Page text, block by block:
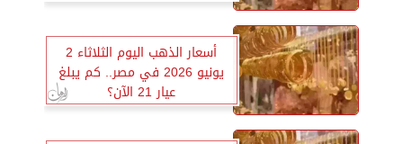
أسعار الذهب اليوم الثلاثاء 2
يونيو 2026 في مصر.. كم يبلغ
عيار 21 الآن؟